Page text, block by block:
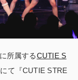
所属するCUTIE S
て『CUTIE STRE